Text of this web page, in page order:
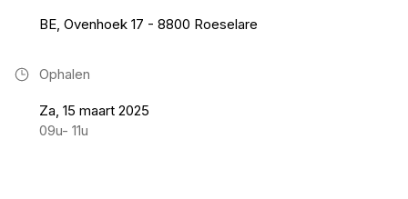
BE, Ovenhoek 17 - 8800 Roeselare
Ophalen
Za, 15 maart 2025
09u- 11u